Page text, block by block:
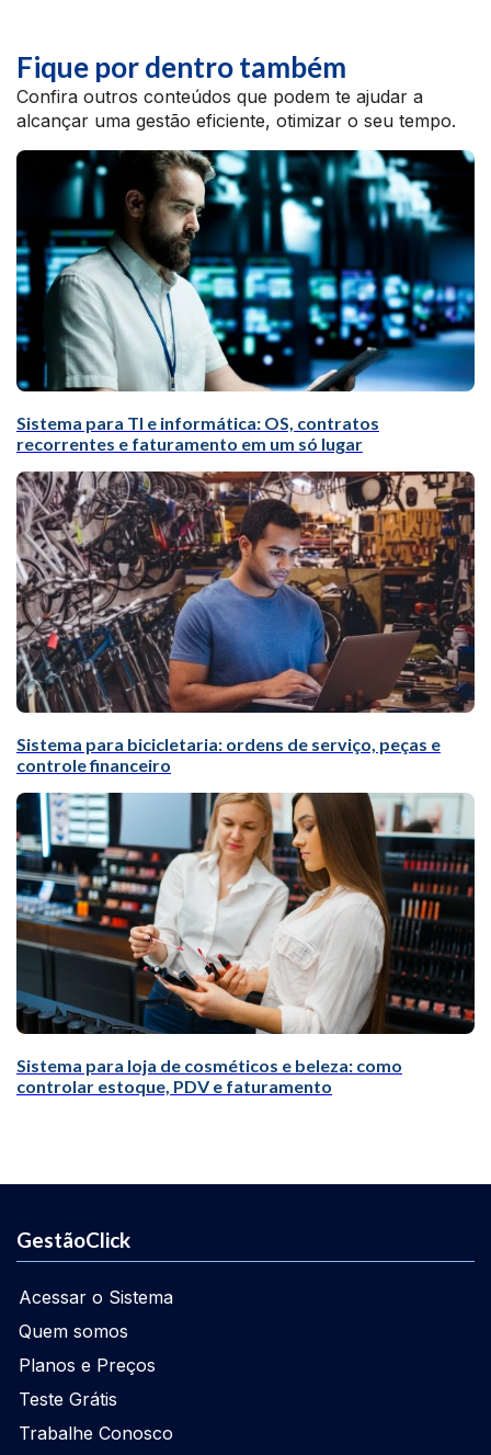
Fique por dentro também
Confira outros conteúdos que podem te ajudar a
alcançar uma gestão eficiente, otimizar o seu tempo.
Sistema para TI e informática: OS, contratos
recorrentes e faturamento em um só lugar
Sistema para bicicletaria: ordens de serviço, peças e
controle financeiro
Sistema para loja de cosméticos e beleza: como
controlar estoque, PDV e faturamento
GestãoClick
Acessar o Sistema
Quem somos
Planos e Preços
Teste Grátis
Trabalhe Conosco